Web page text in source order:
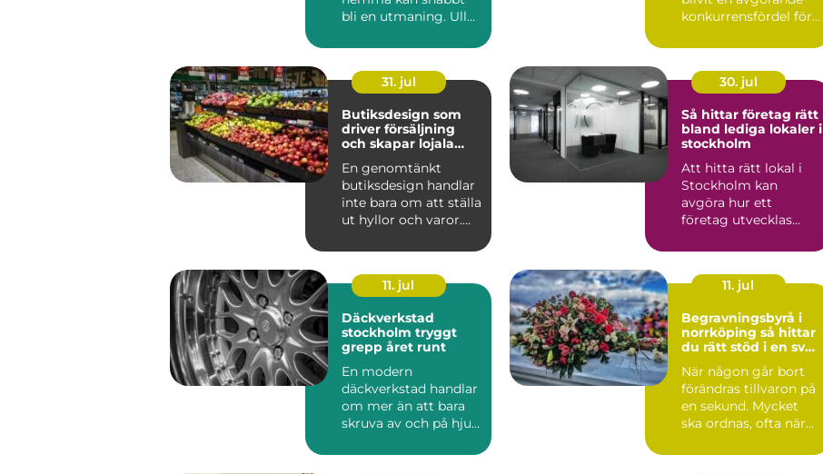
bli en utmaning. Ull
som tapp...
konkurrensfördel för
När varufl...
31. jul
Butiksdesign som
driver försäljning
och skapar lojala
En genomtänkt
butiksdesign handlar
inte bara om att ställa
ut hyllor och varor.
kun...
30. jul
Så hittar företag rätt
bland lediga lokaler i
stockholm
Att hitta rätt lokal i
Stockholm kan
avgöra hur ett
företag utvecklas
framåt. Läget p...
11. jul
Däckverkstad
stockholm tryggt
grepp året runt
En modern
däckverkstad handlar
om mer än att bara
skruva av och på hjul.
Stockholm är...
11. jul
Begravningsbyrå i
norrköping så hittar
du rätt stöd i en svår
När någon går bort
förändras tillvaron på
en sekund. Mycket
ska ordnas, ofta när